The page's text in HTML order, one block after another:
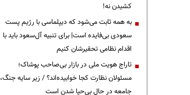
کشیدن نه!
به همه ثابت می‌شود که دیپلماسی با رژیم پست
سعودی بی‌فایده است| برای تنبیه آل‌سعود باید با
اقدام نظامی تحقیرشان کنیم
تاراج هویت ملی در بازار بی‌صاحب پوشاک؛
مسئولان نظارت کجا خوابیده‌اند؟ / زیر سایه جنگ،
جامعه در حال بی‌حیا شدن است